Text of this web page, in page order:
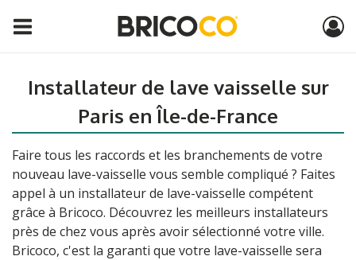
Installateur de lave vaisselle sur
Paris en Île-de-France
Faire tous les raccords et les branchements de votre
nouveau lave-vaisselle vous semble compliqué ? Faites
appel à un installateur de lave-vaisselle compétent
grâce à Bricoco. Découvrez les meilleurs installateurs
près de chez vous après avoir sélectionné votre ville.
Bricoco, c'est la garanti que votre lave-vaisselle sera